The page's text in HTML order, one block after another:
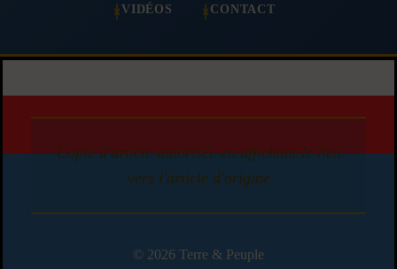
VIDÉOS CONTACT
Copie d'article autorisée en affichant le lien
vers l'article d'origine
© 2026 Terre & Peuple